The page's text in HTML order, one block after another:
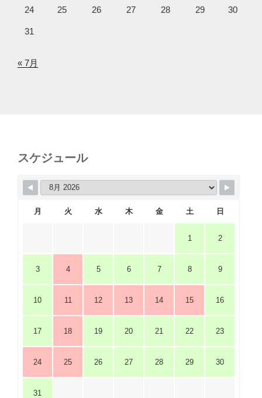
24 25 26 27 28 29 30
31
« 7月
スケジュール
月 火 水 木 金 土 日
1 2
3 4 5 6 7 8 9
10 11 12 13 14 15 16
17 18 19 20 21 22 23
24 25 26 27 28 29 30
31